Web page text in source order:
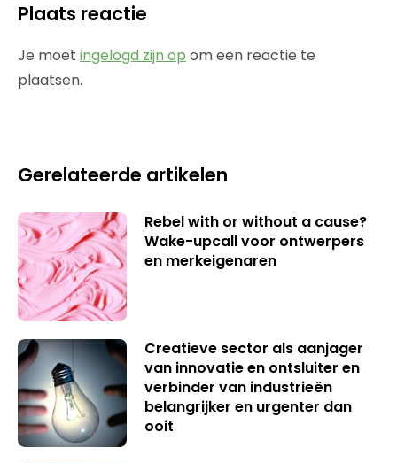
Plaats reactie
Je moet ingelogd zijn op om een reactie te
plaatsen.
Gerelateerde artikelen
Rebel with or without a cause?
Wake-upcall voor ontwerpers
en merkeigenaren
Creatieve sector als aanjager
van innovatie en ontsluiter en
verbinder van industrieën
belangrijker en urgenter dan
ooit